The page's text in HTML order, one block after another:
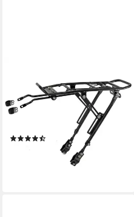
Fahrrad-Gepäckträger
Gepäckträger One 4 ALL ALU
20 29 verstellbar
Universalschwarz
(3)
30,90 € UVP34,50 €